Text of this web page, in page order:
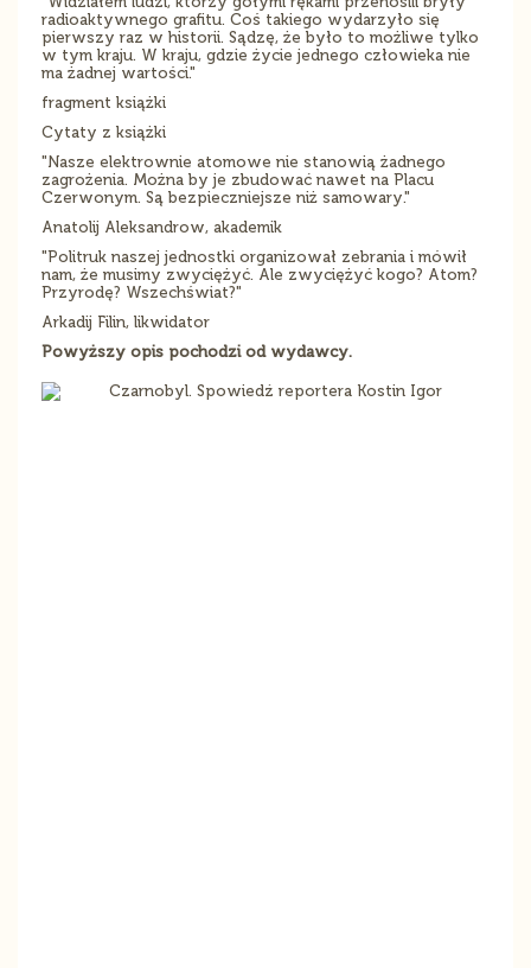
radioaktywnego grafitu. Coś takiego wydarzyło się
pierwszy raz w historii. Sądzę, że było to możliwe tylko
w tym kraju. W kraju, gdzie życie jednego człowieka nie
ma żadnej wartości."
fragment książki
Cytaty z książki
"Nasze elektrownie atomowe nie stanowią żadnego
zagrożenia. Można by je zbudować nawet na Placu
Czerwonym. Są bezpieczniejsze niż samowary."
Anatolij Aleksandrow, akademik
"Politruk naszej jednostki organizował zebrania i mówił
nam, że musimy zwyciężyć. Ale zwyciężyć kogo? Atom?
Przyrodę? Wszechświat?"
Arkadij Filin, likwidator
Powyższy opis pochodzi od wydawcy.